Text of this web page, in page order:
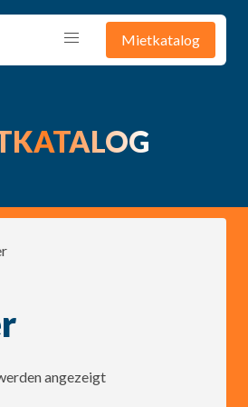
Mietkatalog
angezeigt